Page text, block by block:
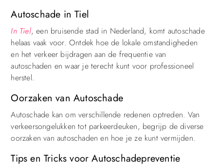
Autoschade in Tiel
In Tiel, een bruisende stad in Nederland, komt autoschade
helaas vaak voor. Ontdek hoe de lokale omstandigheden
en het verkeer bijdragen aan de frequentie van
autoschaden en waar je terecht kunt voor professioneel
herstel.
Oorzaken van Autoschade
Autoschade kan om verschillende redenen optreden. Van
verkeersongelukken tot parkeerdeuken, begrijp de diverse
oorzaken van autoschaden en hoe je ze kunt vermijden.
Tips en Tricks voor Autoschadepreventie